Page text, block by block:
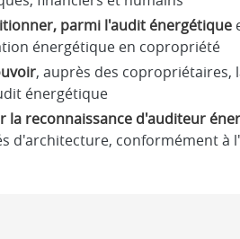
parmi l'audit énergétique
énergétique en copropriété
, auprès des
énergétique
la reconnaissance d'auditeur
d'architecture, conformément à